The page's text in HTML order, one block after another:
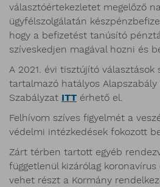
választóértekezletet megelőző
ügyfélszolgálatán
hogy a befizetést tanúsító
szíveskedjen magával hozni és
A 2021. évi tisztújító választások
tartalmazó hatályos Alapszabály
Szabályzat ITT érhető el.
Felhívom szíves figyelmét a
védelmi intézkedések fokozott
Zárt térben tartott egyéb
függetlenül kizárólag
vehet részt a Kormány